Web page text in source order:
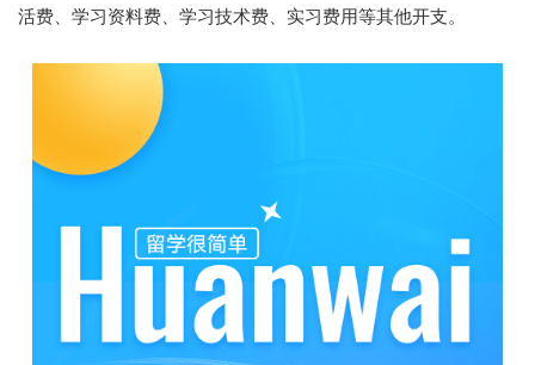
活费、学习资料费、学习技术费、实习费用等其他开支。